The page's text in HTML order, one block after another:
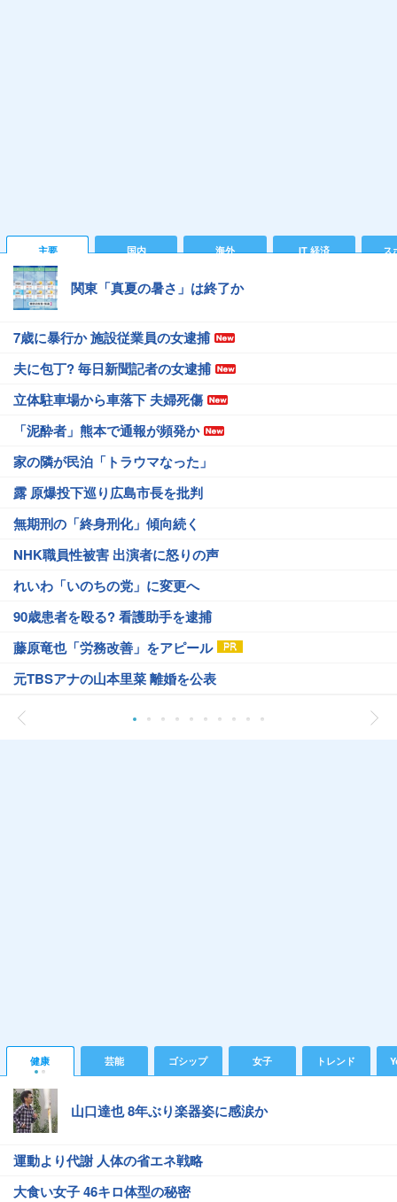
主要 国内 海外 IT 経済 ス
関東「真夏の暑さ」は終了か
7歳に暴行か 施設従業員の女逮捕
夫に包丁? 毎日新聞記者の女逮捕
立体駐車場から車落下 夫婦死傷
「泥酔者」熊本で通報が頻発か
家の隣が民泊「トラウマなった」
露 原爆投下巡り広島市長を批判
無期刑の「終身刑化」傾向続く
NHK職員性被害 出演者に怒りの声
れいわ「いのちの党」に変更へ
90歳患者を殴る? 看護助手を逮捕
藤原竜也「労務改善」をアピール
元TBSアナの山本里菜 離婚を公表
健康 芸能 ゴシップ 女子 トレンド
山口達也 8年ぶり楽器姿に感涙か
運動より代謝 人体の省エネ戦略
大食い女子 46キロ体型の秘密